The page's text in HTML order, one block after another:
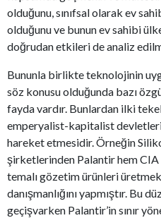
olduğunu, sınıfsal olarak ev
olduğunu ve bunun ev sahibi
doğrudan etkileri de analiz
Bununla birlikte teknolojinin
söz konusu olduğunda bazı
fayda vardır. Bunlardan ilki
emperyalist-kapitalist
hareket etmesidir. Örneğin
şirketlerinden Palantir hem
temalı gözetim ürünleri
danışmanlığını yapmıştır. Bu
geçişvarken Palantir’in sınır